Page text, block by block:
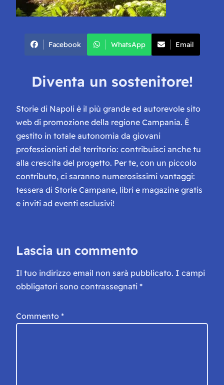
Facebook WhatsApp Email
Diventa un sostenitore!
Storie di Napoli è il più grande ed autorevole sito
web di promozione della regione Campania. È
gestito in totale autonomia da giovani
professionisti del territorio: contribuisci anche tu
alla crescita del progetto. Per te, con un piccolo
contributo, ci saranno numerosissimi vantaggi:
tessera di Storie Campane, libri e magazine gratis
e inviti ad eventi esclusivi!
Lascia un commento
Il tuo indirizzo email non sarà pubblicato. I campi
obbligatori sono contrassegnati *
Commento *